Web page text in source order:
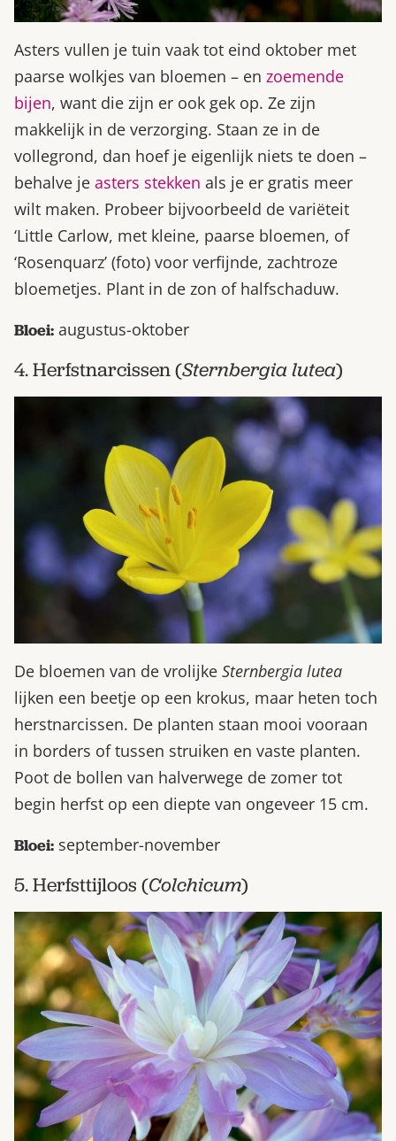
Asters vullen je tuin vaak tot eind oktober met
paarse wolkjes van bloemen – en zoemende
bijen, want die zijn er ook gek op. Ze zijn
makkelijk in de verzorging. Staan ze in de
vollegrond, dan hoef je eigenlijk niets te doen –
behalve je asters stekken als je er gratis meer
wilt maken. Probeer bijvoorbeeld de variëteit
‘Little Carlow, met kleine, paarse bloemen, of
‘Rosenquarz’ (foto) voor verfijnde, zachtroze
bloemetjes. Plant in de zon of halfschaduw.
Bloei: augustus-oktober
4. Herfstnarcissen (Sternbergia lutea)
De bloemen van de vrolijke Sternbergia lutea
lijken een beetje op een krokus, maar heten toch
herstnarcissen. De planten staan mooi vooraan
in borders of tussen struiken en vaste planten.
Poot de bollen van halverwege de zomer tot
begin herfst op een diepte van ongeveer 15 cm.
Bloei: september-november
5. Herfsttijloos (Colchicum)